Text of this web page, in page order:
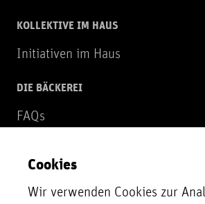
KOLLEKTIVE IM HAUS
Initiativen im Haus
DIE BÄCKEREI
FAQs
NEWSLETTER
Zur Newsletter Anmeldung
Cookies
Wir verwenden Cookies zur